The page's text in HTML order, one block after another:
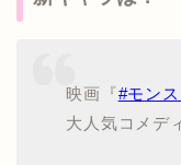
映画『#モン
大人気コメデ